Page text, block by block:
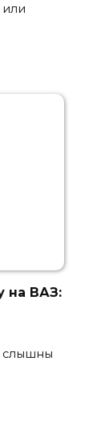
или
на ВАЗ:
слышны